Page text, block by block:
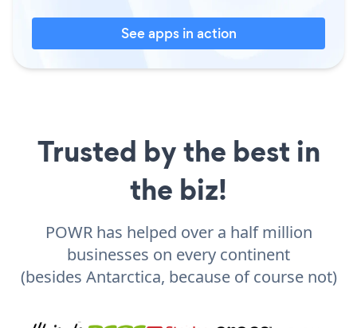
See apps in action
Trusted by the best in
the biz!
POWR has helped over a half million
businesses on every continent
(besides Antarctica, because of course not)